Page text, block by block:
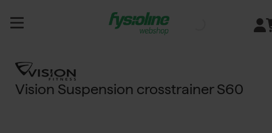
sisältöön
Vision Suspension crosstrainer S60